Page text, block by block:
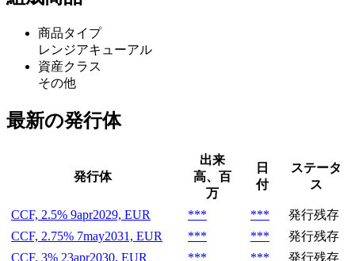
商品タイプ
レンジアキューアル
資産クラス
その他
最新の発行体
発行体
出来
高、百
万
日
付
ステータ
ス
CCF, 2.5% 9apr2029, EUR *** ***
発行残存
CCF, 2.75% 7may2031, EUR
*** ***
発行残存
CCF, 3% 23apr2030, EUR
*** ***
発行残存